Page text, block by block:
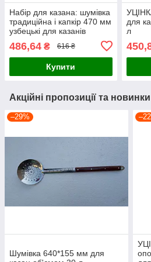
Набір для казана: шумівка
традиційна і капкір 470 мм
узбецькі для казанів
486,64 ₴ 616 ₴
Купити
для
л
Акційні пропозиції та новинки
–29%
Шумівка 640*155 мм для